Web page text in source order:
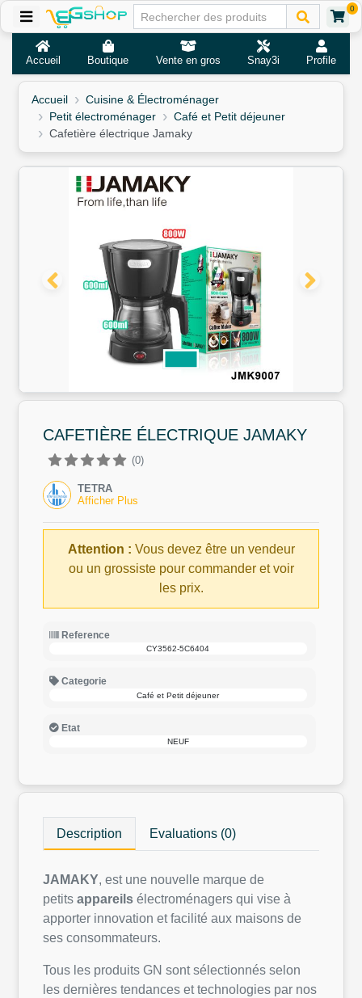
0
Accueil Boutique Vente en gros Snay3i Profile
Accueil
Cuisine & Électroménager
Petit électroménager
Café et Petit déjeuner
Cafetière électrique Jamaky
CAFETIÈRE ÉLECTRIQUE JAMAKY
(0)
TETRA
Afficher Plus
Attention : Vous devez être un vendeur
ou un grossiste pour commander et voir
les prix.
Reference
CY3562-5C6404
Categorie
Café et Petit déjeuner
Etat
NEUF
Description Evaluations (0)
JAMAKY, est une nouvelle marque de
petits appareils électroménagers qui vise à
apporter innovation et facilité aux maisons de
ses consommateurs.
Tous les produits GN sont sélectionnés selon
les dernières tendances et technologies par nos